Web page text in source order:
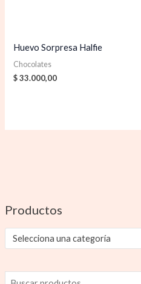
Productos
Selecciona una categoría
Huevo Sorpresa Halfie
Chocolates
$33.000,00